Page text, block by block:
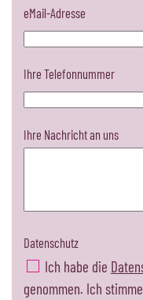
eMail-Adresse
Ihre Telefonnummer
Ihre Nachricht an uns
Datenschutz
Ich habe die
genommen. Ich